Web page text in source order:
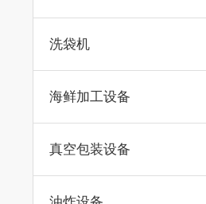
洗袋机
海鲜加工设备
真空包装设备